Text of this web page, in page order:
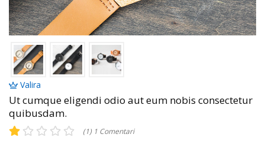
Valira
Ut cumque eligendi odio aut eum nobis consectetur
quibusdam.
(1) 1 Comentari